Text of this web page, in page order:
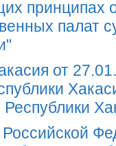
принципах
палат
от